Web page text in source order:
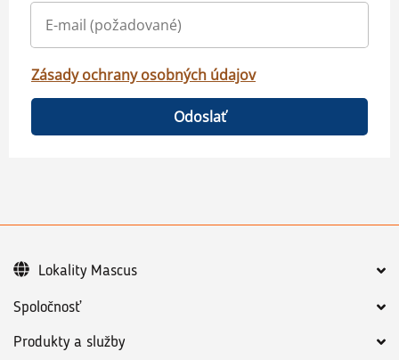
Zásady ochrany osobných údajov
Odoslať
Spoločnosť
Produkty a služby
Lokality Mascus